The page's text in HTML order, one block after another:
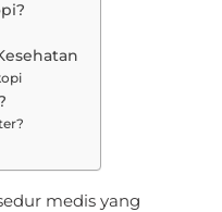
medis yang